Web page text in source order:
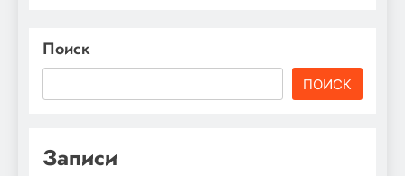
Поиск
ПОИСК
Записи